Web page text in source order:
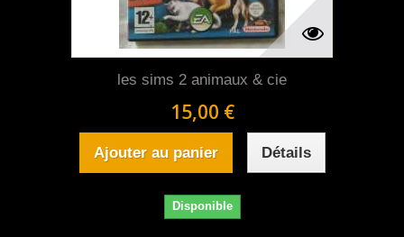
les sims 2 animaux & cie
15,00 €
Ajouter au panier Détails
Disponible